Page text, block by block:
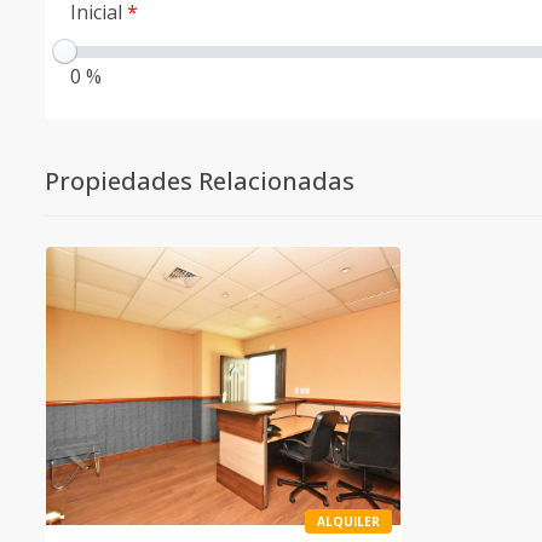
Inicial *
0 %
Propiedades Relacionadas
ALQUILER